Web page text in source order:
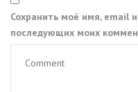
Сохранить моё имя, email
последующих моих